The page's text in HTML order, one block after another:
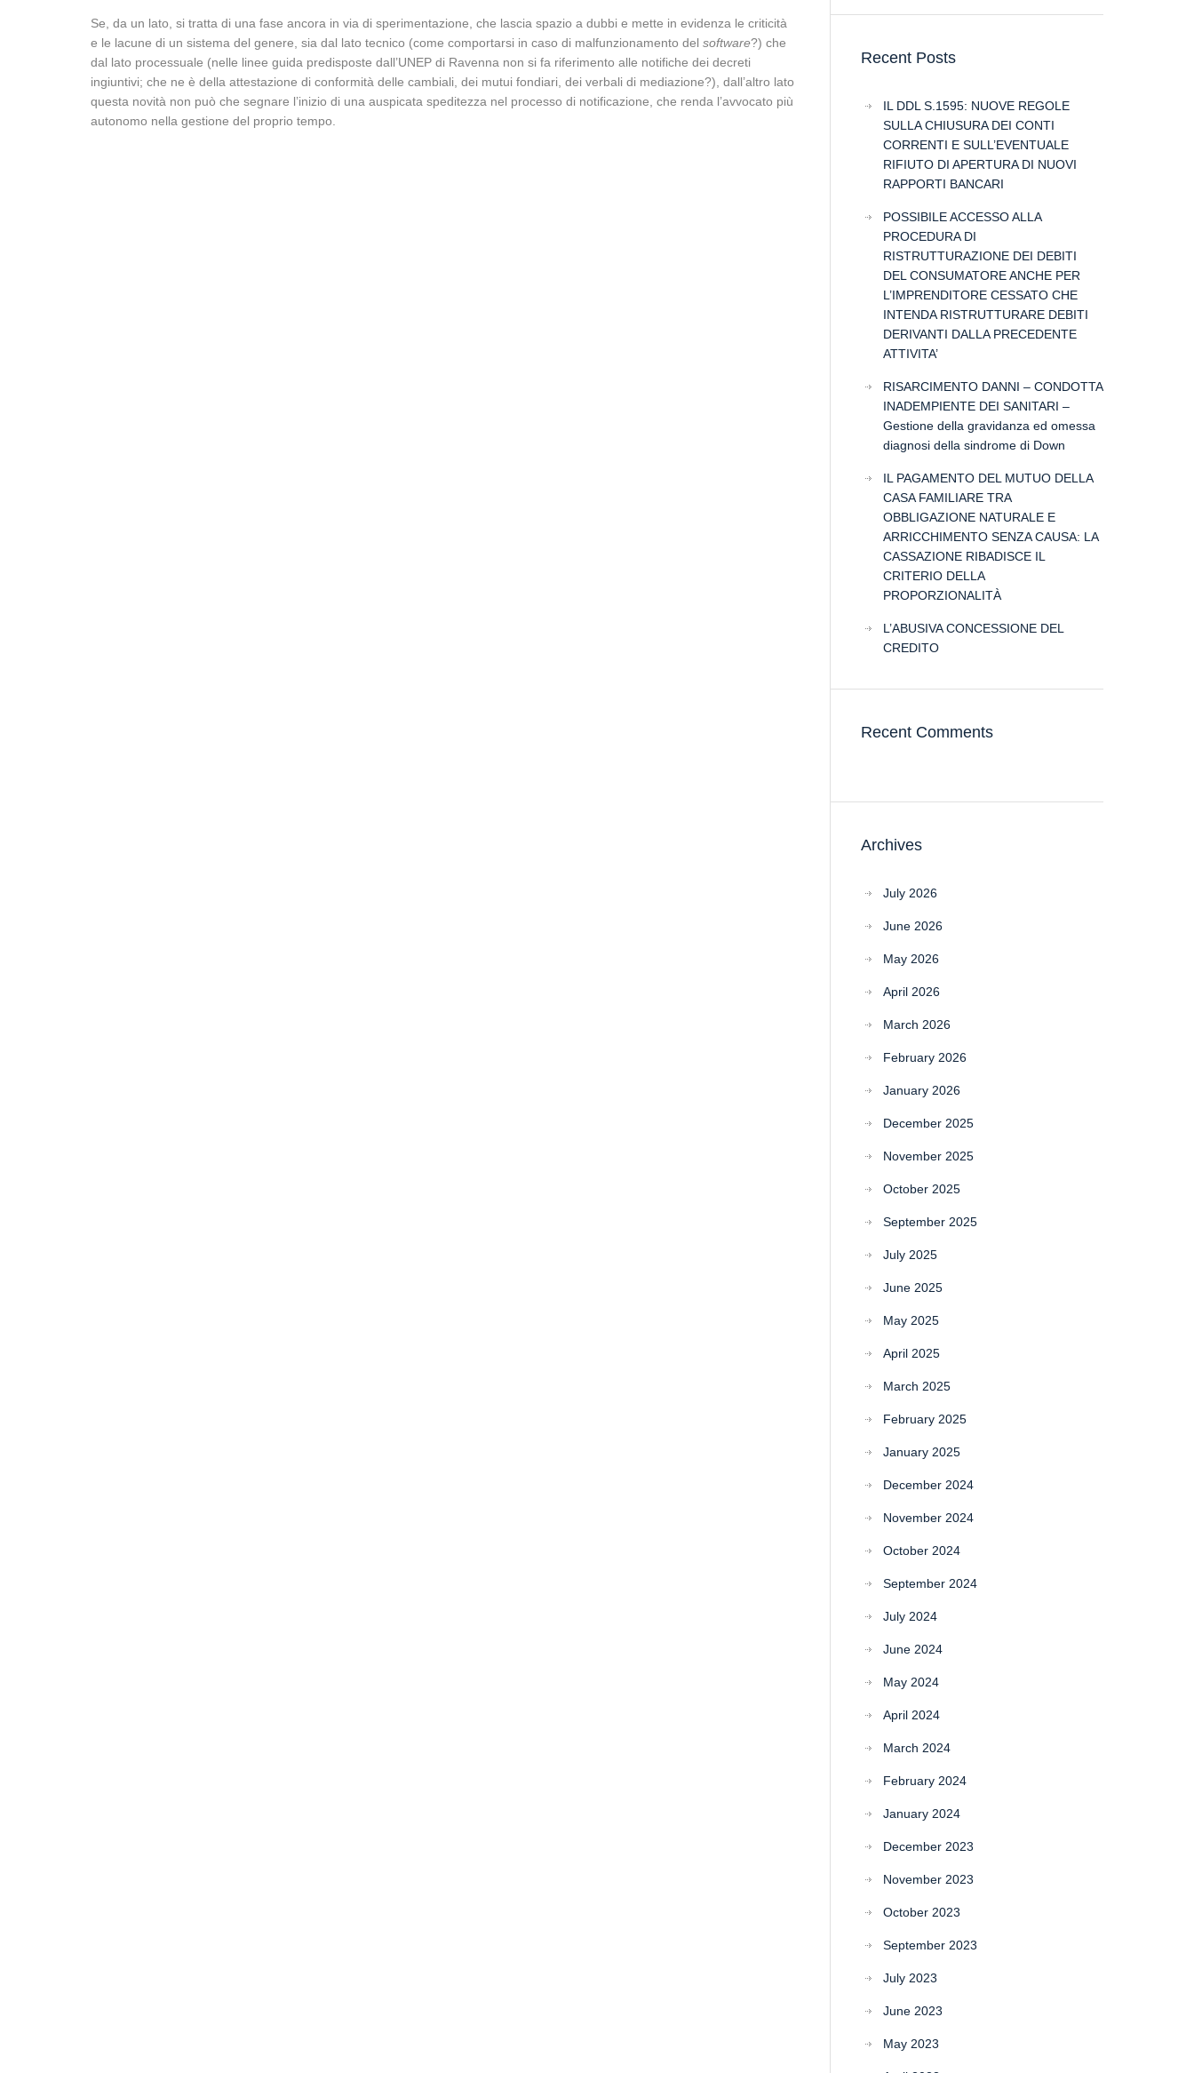
Se, da un lato, si tratta di una fase ancora in via di sperimentazione, che lascia spazio a dubbi e mette in evidenza le criticità
e le lacune di un sistema del genere, sia dal lato tecnico (come comportarsi in caso di malfunzionamento del software?) che
dal lato processuale (nelle linee guida predisposte dall’UNEP di Ravenna non si fa riferimento alle notifiche dei decreti
ingiuntivi; che ne è della attestazione di conformità delle cambiali, dei mutui fondiari, dei verbali di mediazione?), dall’altro lato
questa novità non può che segnare l’inizio di una auspicata speditezza nel processo di notificazione, che renda l’avvocato più
autonomo nella gestione del proprio tempo.
Recent Posts
IL DDL S.1595: NUOVE REGOLE
SULLA CHIUSURA DEI CONTI
CORRENTI E SULL’EVENTUALE
RIFIUTO DI APERTURA DI NUOVI
RAPPORTI BANCARI
POSSIBILE ACCESSO ALLA
PROCEDURA DI
RISTRUTTURAZIONE DEI DEBITI
DEL CONSUMATORE ANCHE PER
L’IMPRENDITORE CESSATO CHE
INTENDA RISTRUTTURARE DEBITI
DERIVANTI DALLA PRECEDENTE
ATTIVITA’
RISARCIMENTO DANNI – CONDOTTA
INADEMPIENTE DEI SANITARI –
Gestione della gravidanza ed omessa
diagnosi della sindrome di Down
IL PAGAMENTO DEL MUTUO DELLA
CASA FAMILIARE TRA
OBBLIGAZIONE NATURALE E
ARRICCHIMENTO SENZA CAUSA: LA
CASSAZIONE RIBADISCE IL
CRITERIO DELLA
PROPORZIONALITÀ
L’ABUSIVA CONCESSIONE DEL
CREDITO
Recent Comments
Archives
July 2026
June 2026
May 2026
April 2026
March 2026
February 2026
January 2026
December 2025
November 2025
October 2025
September 2025
July 2025
June 2025
May 2025
April 2025
March 2025
February 2025
January 2025
December 2024
November 2024
October 2024
September 2024
July 2024
June 2024
May 2024
April 2024
March 2024
February 2024
January 2024
December 2023
November 2023
October 2023
September 2023
July 2023
June 2023
May 2023